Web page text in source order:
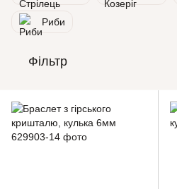
Риби
Фільтр